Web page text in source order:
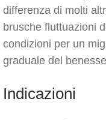
differenza di molti
brusche fluttuazioni
condizioni per un
graduale del
Indicazioni